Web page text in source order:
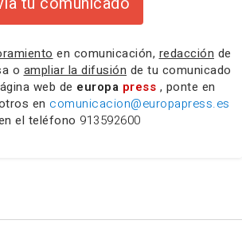
en comunicación, redacción de
o ampliar la difusión de tu comunicado
web de europa press , ponte en
en comunicacion@europapress.es
el teléfono 913592600